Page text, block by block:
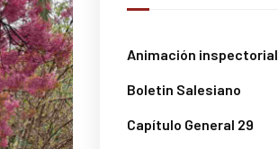
Animación inspectorial
Boletin Salesiano
Capítulo General 29